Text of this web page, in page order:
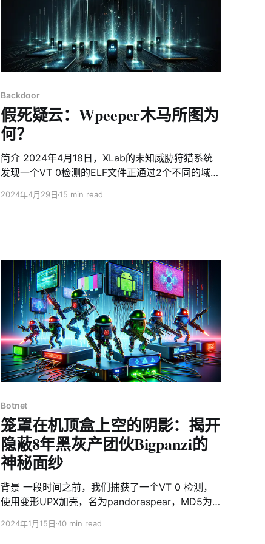
Backdoor
假死疑云：Wpeeper木马所图为
何？
简介 2024年4月18日，XLab的未知威胁狩猎系统
发现一个VT 0检测的ELF文件正通过2个不同的域名
另一个域名为近期注册且无任何检测，这个异常点
Wpeeper。 Wpeeper是一个针对Android系统的典
型后门木马，支持收集设备敏感信息，文件&目录管
理，上传&下载，执行命令等诸多功能。Wpeeper
最大的亮点在于网络层面，以下3点体现了其作者的
用心程度： 1. 依托被黑的WORD PRESS站点构建多
层级的C2架构，隐藏真正的C2 2. 使用Session字
段区分请求，HTTPS协议保护网络流量 3. C2下发
的指令使用AES加密并带有椭圆曲线签名，防止被
接管 Wpeeper来源于“二次打包”的UPtodown
码用于下载执行恶意的ELF。由于新增的代码量很
少，被修改的APK目前在VT上也是0检测。UPtod
2024年4月29日 15 min read
Botnet
笼罩在机顶盒上空的阴影：揭开
隐蔽8年黑灰产团伙Bigpanzi的
神秘面纱
背景 一段时间之前，我们捕获了一个VT 0 检测，
使用变形UPX加壳，名为pandoraspear，MD5为
ELF样本。在分析过程中，我们发现它硬编码了9个
2024年1月15日 40 min read